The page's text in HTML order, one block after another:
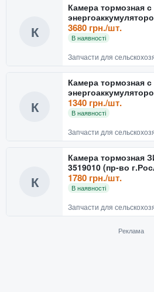
К
Камера тормозная
тип 24/24)
3680 грн./шт.
В наявності
К
Камера тормозная
тип 20/20)
1340 грн./шт.
В наявності
К
Камера тормозная
3519010 (пр-во
1780 грн./шт.
В наявності
Реклама